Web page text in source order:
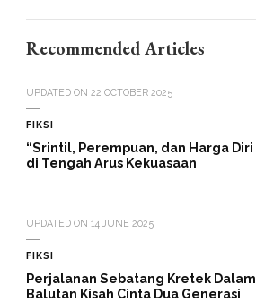
Recommended Articles
UPDATED ON 22 OCTOBER 2025
FIKSI
“Srintil, Perempuan, dan Harga Diri
di Tengah Arus Kekuasaan
UPDATED ON 14 JUNE 2025
FIKSI
Perjalanan Sebatang Kretek Dalam
Balutan Kisah Cinta Dua Generasi